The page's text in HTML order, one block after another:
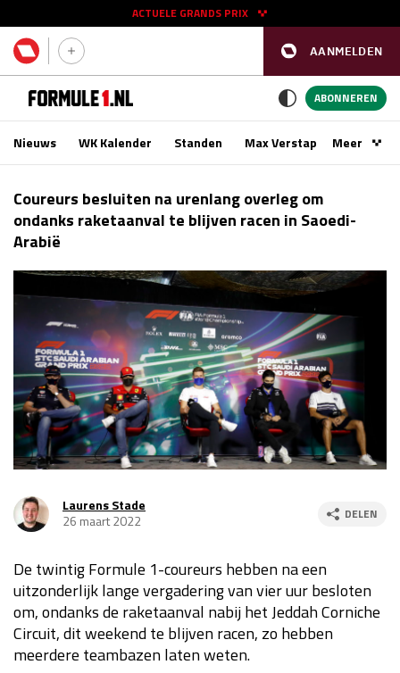
AANMELDEN
ACTUELE GRANDS PRIX
11 - 13 sep
Race
zo 15:00 - 17:00
GP AZERBEIDZJAN 2026 24 - 26 sep
Kwalificatie
vr 14:00 - 15:00
Race
za 13:00 - 15:00
Kwalificatie
za 15:00 - 16:00
Race
zo 14:00 - 16:00
Kwalificatie
za 23:00 - 00:00
Race
zo 21:00 - 23:00
Kwalificatie
za 19:00 - 20:00
Race
ABONNEREN
Nieuws WK Kalender Standen Max VerstappenMeer
Coureurs besluiten na urenlang overleg om
ondanks raketaanval te blijven racen in Saoedi-
Arabië
Laurens Stade
26 maart 2022
DELEN
De twintig Formule 1-coureurs hebben na een
uitzonderlijk lange vergadering van vier uur besloten
om, ondanks de raketaanval nabij het Jeddah Corniche
Circuit, dit weekend te blijven racen, zo hebben
meerdere teambazen laten weten.